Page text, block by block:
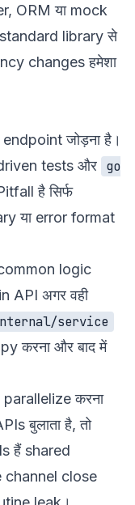
ORM या mock
library से
changes हमेशा
जोड़ना है।
tests और go
है सिर्फ
या error format
logic
API अगर वही
service
करना और बाद में
करना
बुलाता है, तो
हैं shared
channel close